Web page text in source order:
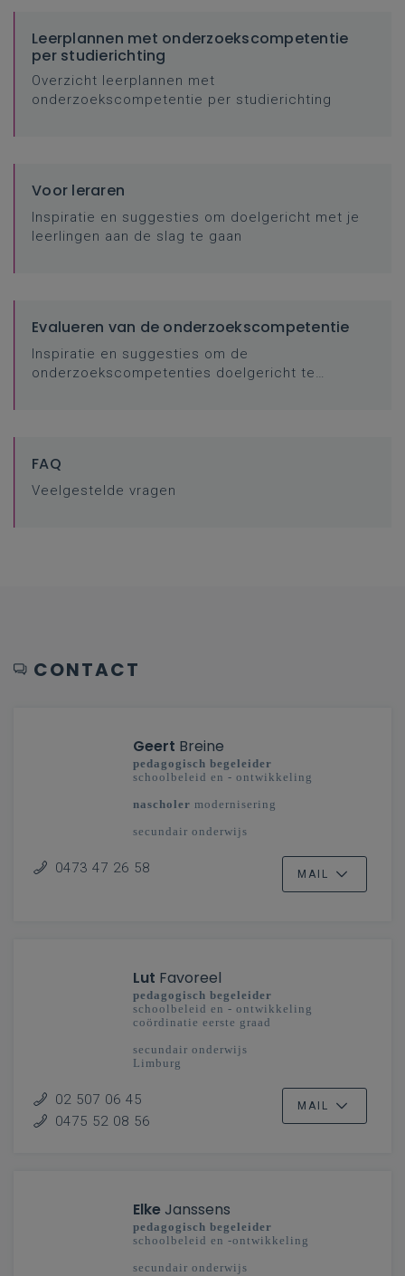
Leerplannen met onderzoekscompetentie
per studierichting
Overzicht leerplannen met
onderzoekscompetentie per studierichting
Voor leraren
Inspiratie en suggesties om doelgericht met je
leerlingen aan de slag te gaan
Evalueren van de onderzoekscompetentie
Inspiratie en suggesties om de
onderzoekscompetenties doelgericht te
FAQ
Veelgestelde vragen
CONTACT
Geert Breine
pedagogisch begeleider
schoolbeleid en - ontwikkeling
nascholer modernisering
secundair onderwijs
0473 47 26 58 MAIL
Lut Favoreel
pedagogisch begeleider
schoolbeleid en - ontwikkeling
coördinatie eerste graad
secundair onderwijs
Limburg
02 507 06 45
0475 52 08 56
MAIL
Elke Janssens
pedagogisch begeleider
schoolbeleid en -ontwikkeling
secundair onderwijs